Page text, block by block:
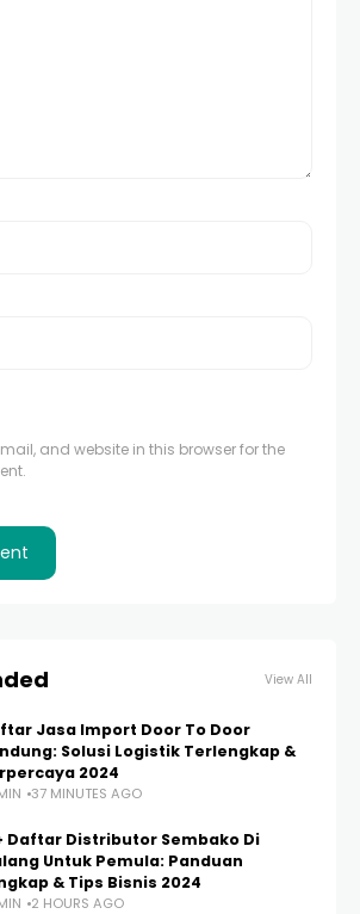
and website in this browser for the
View All
Jasa Import Door To Door
Solusi Logistik Terlengkap &
2024
37 MINUTES AGO
Daftar Distributor Sembako Di
Untuk Pemula: Panduan
& Tips Bisnis 2024
2 HOURS AGO